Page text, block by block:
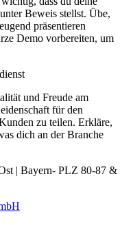
Beweis stellst. Übe,
präsentieren
Demo vorbereiten, um
und Freude am
für den
zu teilen. Erkläre,
dich an der Branche
| Bayern- PLZ 80-87 &